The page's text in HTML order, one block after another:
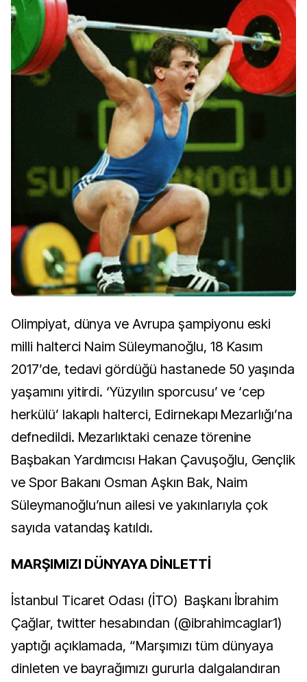
Olimpiyat, dünya ve Avrupa şampiyonu eski
milli halterci Naim Süleymanoğlu, 18 Kasım
2017’de, tedavi gördüğü hastanede 50 yaşında
yaşamını yitirdi. ‘Yüzyılın sporcusu’ ve ‘cep
herkülü’ lakaplı halterci, Edirnekapı Mezarlığı’na
defnedildi. Mezarlıktaki cenaze törenine
Başbakan Yardımcısı Hakan Çavuşoğlu, Gençlik
ve Spor Bakanı Osman Aşkın Bak, Naim
Süleymanoğlu’nun ailesi ve yakınlarıyla çok
sayıda vatandaş katıldı.
MARŞIMIZI DÜNYAYA DİNLETTİ
İstanbul Ticaret Odası (İTO) Başkanı İbrahim
Çağlar, twitter hesabından (@ibrahimcaglar1)
yaptığı açıklamada, “Marşımızı tüm dünyaya
dinleten ve bayrağımızı gururla dalgalandıran